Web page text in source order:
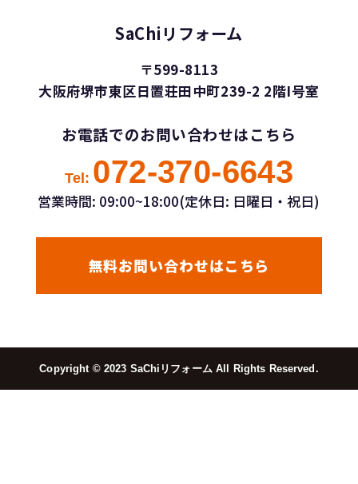
SaChiリフォーム
〒599-8113
大阪府堺市東区日置荘田中町239-2 2階I号室
お電話でのお問い合わせはこちら
Tel: 072-370-6643
営業時間: 09:00~18:00(定休日: 日曜日・祝日)
無料お問い合わせはこちら
Copyright ©︎ 2023 SaChiリフォーム All Rights Reserved.